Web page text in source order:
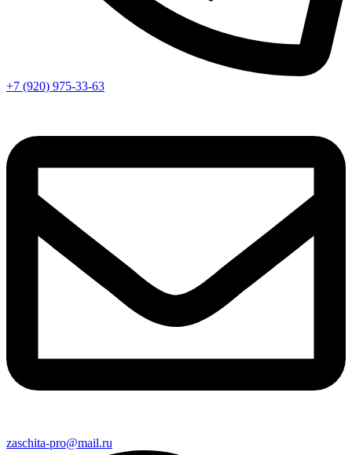
+7 (920) 975-33-63
zaschita-pro@mail.ru